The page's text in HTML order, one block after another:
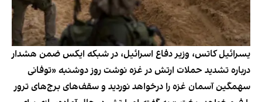
یسرائیل کاتس، وزیر دفاع اسرائیل،‌ در شبکه ایکس ضمن هشدار
درباره تشدید حملات ارتش در غزه نوشت روز دوشنبه «توفانی
سهمگین آسمان غزه را درخواهد نوردید و سقف‌های برج‌های ترور